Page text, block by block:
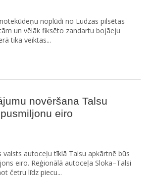
noplūdi no Ludzas pilsētas
un vēlāk fiksēto zandartu bojāeju
tika veiktas...
novēršana Talsu
eiro
autoceļu tīklā Talsu apkārtnē būs
eiro. Reģionālā autoceļa Sloka–Talsi
četru līdz piecu...